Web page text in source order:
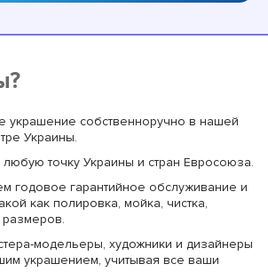
собственноручно в нашей
Украины.
точку Украины и стран Евросоюза.
годовое гарантийное обслуживание и
как полировка, мойка, чистка,
модельеры, художники и дизайнеры
украшением, учитывая все ваши